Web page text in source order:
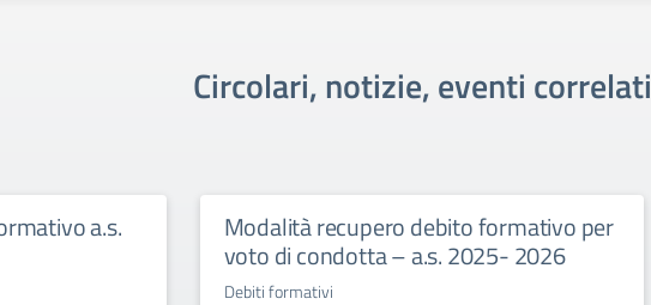
Circolari, notizie, eventi correlati
a.s. Modalità recupero debito formativo per
voto di condotta – a.s. 2025- 2026
Debiti formativi